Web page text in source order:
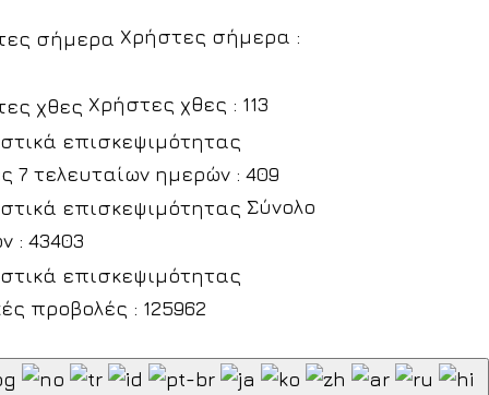
Χρήστες σήμερα :
Χρήστες χθες : 113
7 τελευταίων ημερών : 409
Σύνολο
: 43403
προβολές : 125962